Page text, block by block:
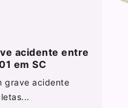
acidente entre
em SC
grave acidente